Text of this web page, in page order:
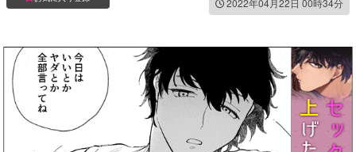
2022年04月22日 00時34分